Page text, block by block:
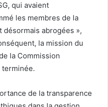
qui avaient
les membres de la
désormais abrogées »,
la mission du
la Commission
de la transparence